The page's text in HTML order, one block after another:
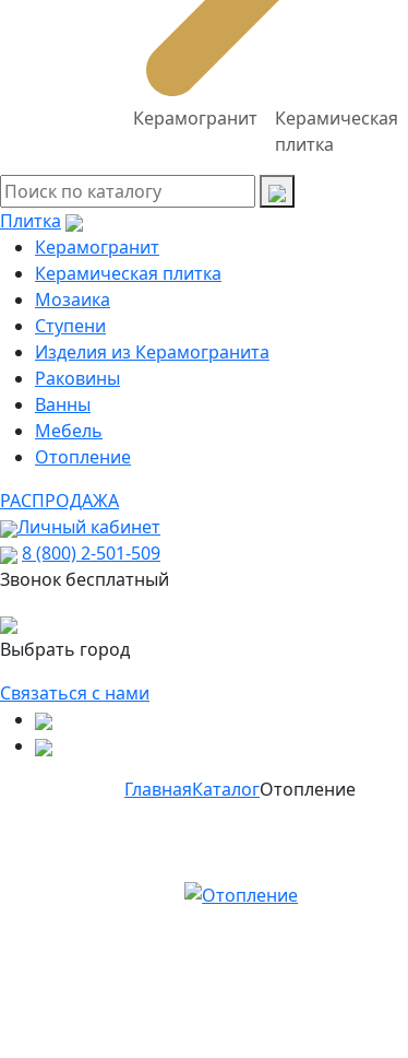
Керамогранит
Керамическая
плитка
Плитка
Керамогранит
Керамическая плитка
Мозаика
Ступени
Изделия из Керамогранита
Раковины
Ванны
Мебель
Отопление
РАСПРОДАЖА
Личный кабинет
8 (800) 2-501-509
Звонок бесплатный
Выбрать город
Связаться с нами
ГлавнаяКаталогОтопление